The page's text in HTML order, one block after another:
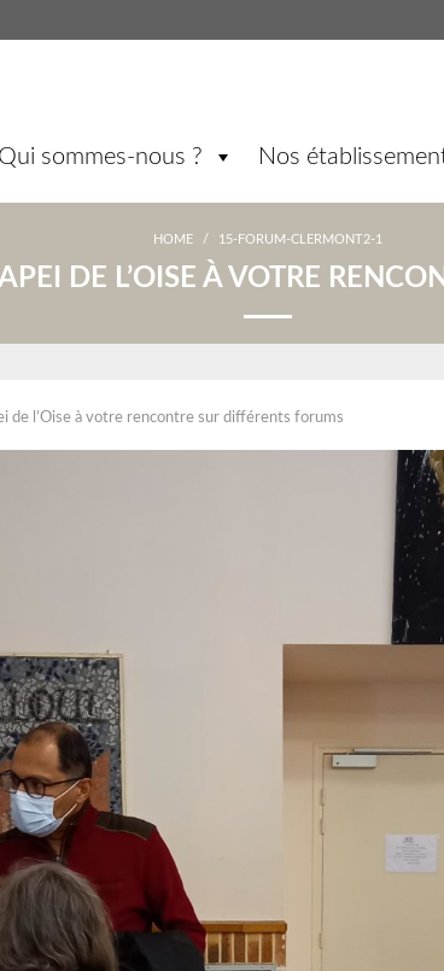
Qui sommes-nous ? Nos
HOME / 15-FORUM-CLERMONT2-1
DE L’OISE À VOTRE
de l’Oise à votre rencontre sur différents forums